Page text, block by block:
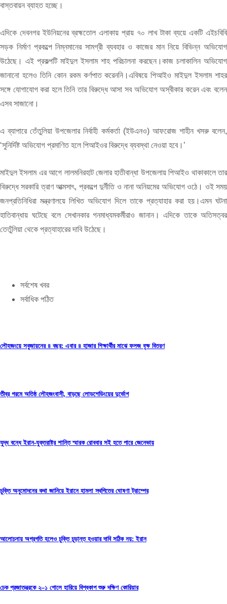
বাস্তবায়ন ব্যাহত হচ্ছে।
এদিকে দেবনগর ইউনিয়নের ব্রহ্মতোল এলাকায় প্রায় ৭০ লাখ টাকা ব্যয়ে একটি এইচবিবি
সড়ক নির্মাণ প্রকল্পে নিম্নমানের সামগ্রী ব্যবহার ও কাজের মান নিয়ে বিভিন্ন অভিযোগ
উঠেছে। এই প্রকল্পটি মাইদুল ইসলাম শাহ পরিচালনা করছেন।কাজ চলাকালিন অভিযোগ
জানানো হলেও তিনি কোন রকম কর্ণপাত করেননি।এবিষয়ে পিআইও মাইদুল ইসলাম শাহর
সঙ্গে যোগাযোগ করা হলে তিনি তার বিরুদ্ধে আসা সব অভিযোগ অস্বীকার করেন এবং বলেন
এসব সাজানো।
এ ব্যাপারে তেঁতুলিয়া উপজেলার নির্বাহী কর্মকর্তা (ইউএনও) আফরোজ শাহীন খসরু বলেন,
‘সুনির্দিষ্ট অভিযোগ প্রমাণিত হলে পিআইওর বিরুদ্ধে ব্যবস্থা নেওয়া হবে।’
মাইদুল ইসলাম এর আগে লালমনিরহাট জেলার হাতীবান্ধা উপজেলায় পিআইও থাকাকালে তার
বিরুদ্ধে সরকারি ত্রাণ আত্মসাৎ, প্রকল্পে দুর্নীতি ও নানা অনিয়মের অভিযোগ ওঠে। ওই সময়
জনপ্রতিনিধিরা মন্ত্রণালয়ে লিখিত অভিযোগ দিলে তাকে প্রত্যাহার করা হয়।এমন ঘটনা
হাতিবান্ধায় ঘটেছে বলে সেখানকার গনমাধ্যমকর্মীরাও জানান। এদিকে তাকে অতিসত্বর
তেতুঁলিয়া থেকে প্রত্যাহারের দাবি উঠেছে।
সর্বশেষ খবর
সর্বাধিক পঠিত
লৌহজংয়ে সবুজায়নের ৪ বছর: এবার ৪ হাজার শিক্ষার্থীর মাঝে ফলজ বৃক্ষ বিতরণ
তীব্র গরমে অতিষ্ঠ লৌহজংবাসী, বাড়ছে লোডশেডিংয়ের দুর্ভোগ
যুদ্ধ বন্ধে ইরান-যুক্তরাষ্ট্র শান্তি স্মারক রোববার সই হতে পারে জেনেভায়
চুক্তি অনুমোদনের কথা জানিয়ে ইরানে হামলা স্থগিতের ঘোষণা ট্রাম্পের
আলোচনায় অগ্রগতি হলেও চুক্তি চূড়ান্ত হওয়ার দাবি সঠিক নয়: ইরান
চেক প্রজাতন্ত্রকে ২–১ গোলে হারিয়ে বিশ্বকাপ শুরু দক্ষিণ কোরিয়ার